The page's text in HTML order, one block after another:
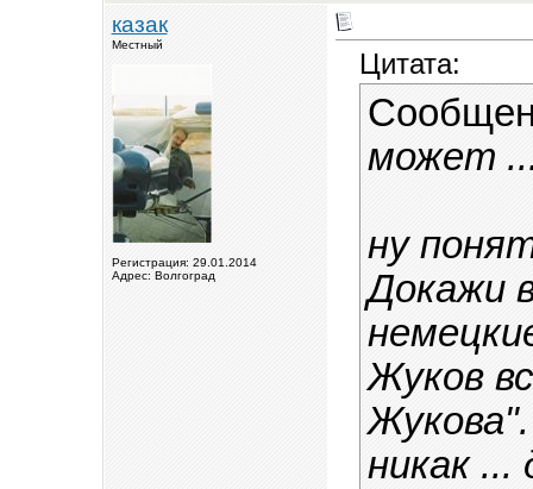
казак
Местный
Регистрация: 29.01.2014
Адрес: Волгоград
Цитата:
может
ну
Докажи
Жуков
никак